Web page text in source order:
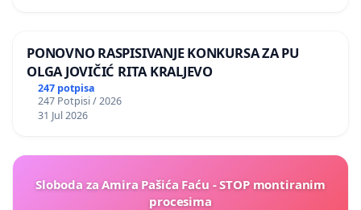
PONOVNO RASPISIVANJE KONKURSA ZA PU
OLGA JOVIČIĆ RITA KRALJEVO
247 potpisa
247 Potpisi / 2026
31 Jul 2026
Sloboda za Amira Pašića Faću - STOP montiranim
procesima